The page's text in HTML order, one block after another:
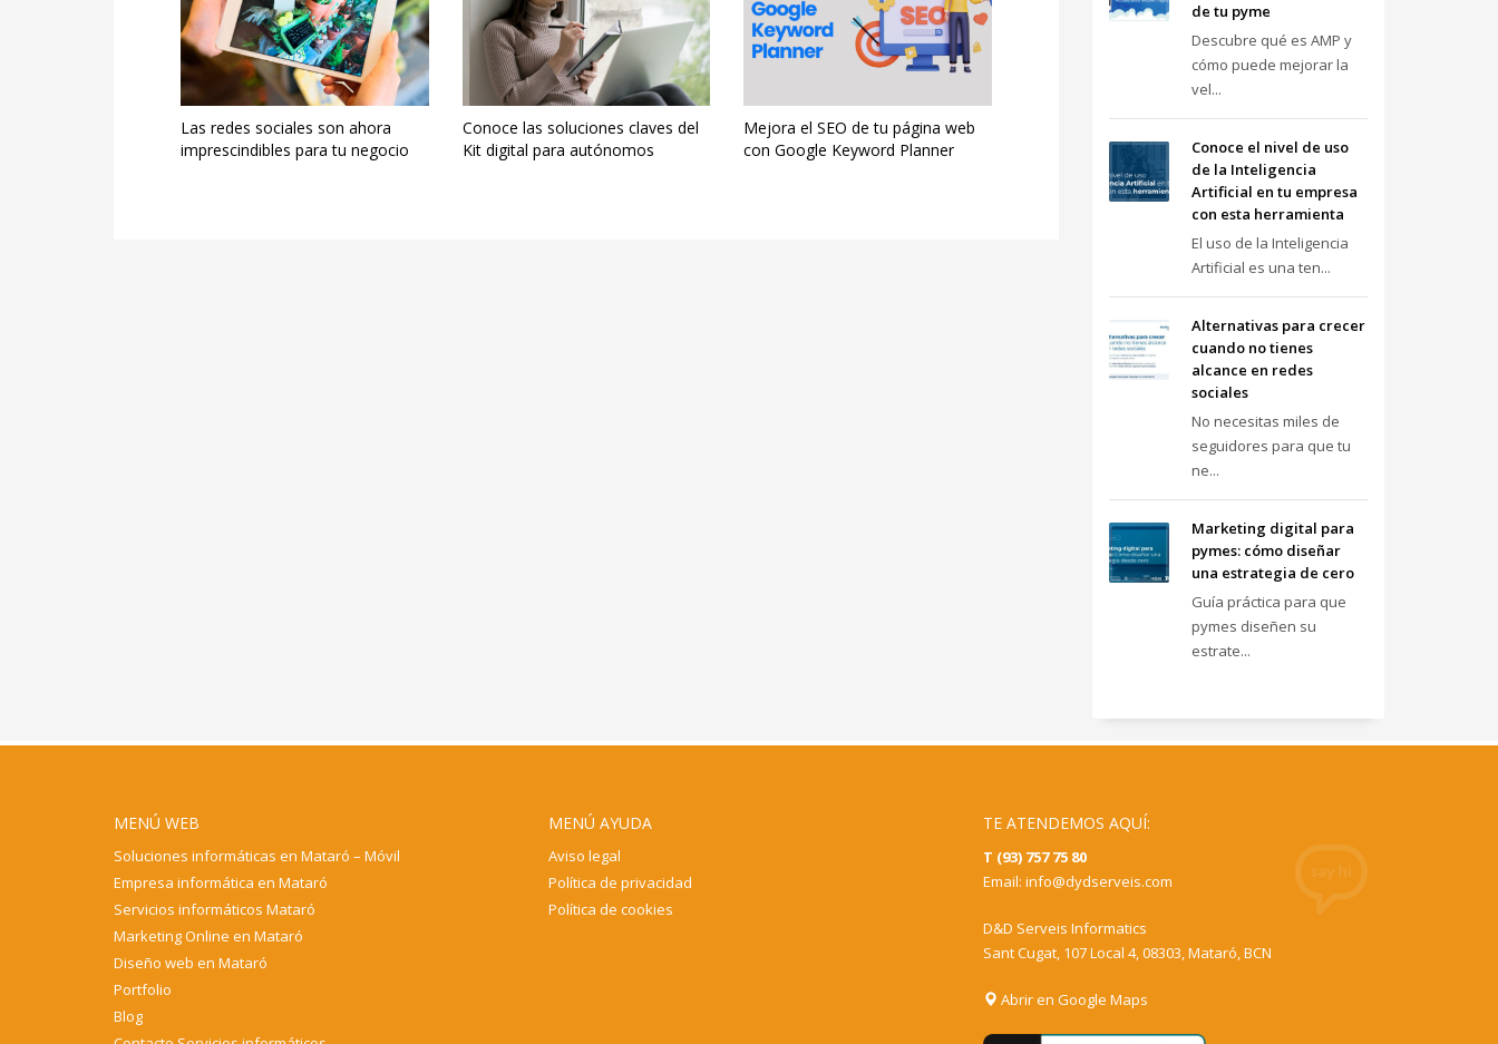
Las redes sociales son ahora
imprescindibles para tu negocio
Conoce las soluciones claves del
Kit digital para autónomos
Mejora el SEO de tu página web
con Google Keyword Planner
de tu pyme
Descubre qué es AMP y
cómo puede mejorar la
vel...
Conoce el nivel de uso
de la Inteligencia
Artificial en tu empresa
con esta herramienta
El uso de la Inteligencia
Artificial es una ten...
Alternativas para crecer
cuando no tienes
alcance en redes
sociales
No necesitas miles de
seguidores para que tu
ne...
Marketing digital para
pymes: cómo diseñar
una estrategia de cero
Guía práctica para que
pymes diseñen su
estrate...
MENÚ WEB
Soluciones informáticas en Mataró – Móvil
Empresa informática en Mataró
Servicios informáticos Mataró
Marketing Online en Mataró
Diseño web en Mataró
Portfolio
Blog
MENÚ AYUDA
Aviso legal
Política de privacidad
Política de cookies
TE ATENDEMOS AQUÍ:
T (93) 757 75 80
Email: info@dydserveis.com
D&D Serveis Informatics
Sant Cugat, 107 Local 4, 08303, Mataró, BCN
Abrir en Google Maps